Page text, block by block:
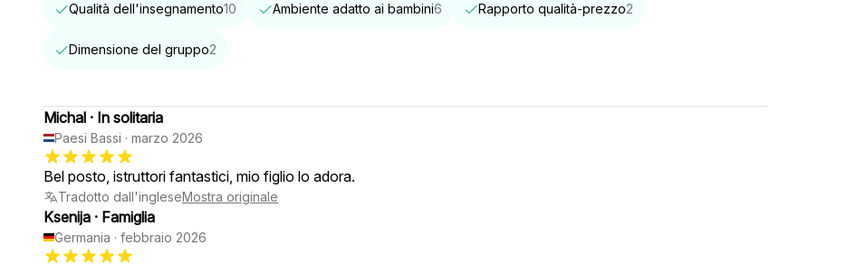
Qualità dell'insegnamento10 Ambiente adatto ai bambini6 Rapporto qualità-prezzo2
Dimensione del gruppo2
Michal · In solitaria
Paesi Bassi · marzo 2026
Bel posto, istruttori fantastici, mio figlio lo adora.
Tradotto dall'ingleseMostra originale
Ksenija · Famiglia
Germania · febbraio 2026